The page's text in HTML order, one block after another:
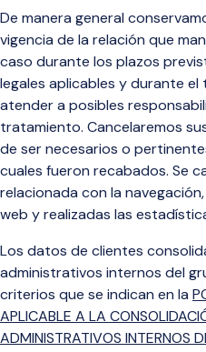
De manera general
vigencia de la relación que
caso durante los plazos
legales aplicables y durante
atender a posibles
tratamiento. Cancelaremos
de ser necesarios o
cuales fueron recabados. Se
relacionada con la
web y realizadas las
Los datos de clientes
administrativos internos del
criterios que se indican en la
APLICABLE A LA
ADMINISTRATIVOS INTERNOS